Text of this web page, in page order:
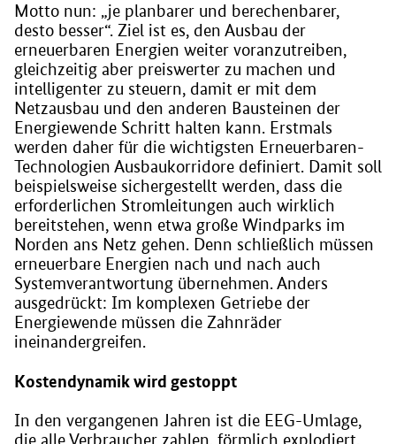
Motto nun: „je planbarer und berechenbarer,
desto besser“. Ziel ist es, den Ausbau der
erneuerbaren Energien weiter voranzutreiben,
gleichzeitig aber preiswerter zu machen und
intelligenter zu steuern, damit er mit dem
Netzausbau und den anderen Bausteinen der
Energiewende Schritt halten kann. Erstmals
werden daher für die wichtigsten Erneuerbaren-
Technologien Ausbaukorridore definiert. Damit soll
beispielsweise sichergestellt werden, dass die
erforderlichen Stromleitungen auch wirklich
bereitstehen, wenn etwa große Windparks im
Norden ans Netz gehen. Denn schließlich müssen
erneuerbare Energien nach und nach auch
Systemverantwortung übernehmen. Anders
ausgedrückt: Im komplexen Getriebe der
Energiewende müssen die Zahnräder
ineinandergreifen.
Kostendynamik wird gestoppt
In den vergangenen Jahren ist die EEG-Umlage,